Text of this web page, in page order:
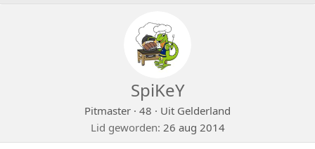
SpiKeY
Pitmaster · 48 · Uit Gelderland
Lid geworden 26 aug 2014